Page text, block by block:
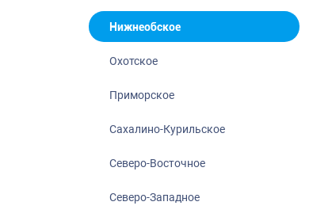
Нижнеобское
Охотское
Приморское
Сахалино-Курильское
Северо-Восточное
Северо-Западное